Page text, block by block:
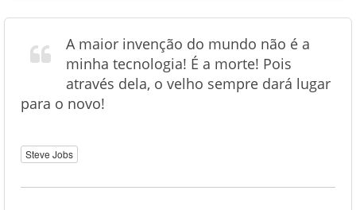
A maior invenção do mundo não é a
minha tecnologia! É a morte! Pois
através dela, o velho sempre dará lugar
para o novo!
Steve Jobs